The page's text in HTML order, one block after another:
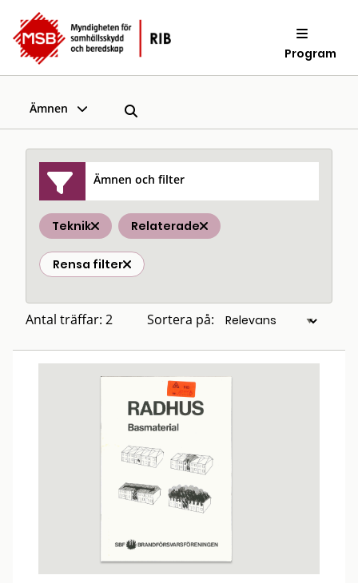
Program
Ämnen
Ämnen och filter
Teknik Relaterade
Rensa filter
Antal träffar: 2 Sortera på: